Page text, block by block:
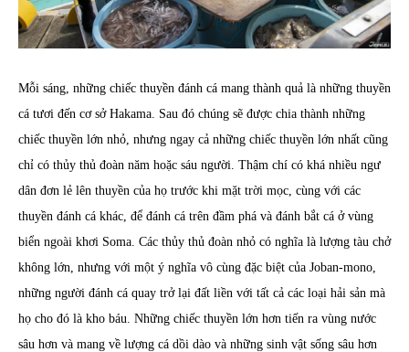
Mỗi sáng, những chiếc thuyền đánh cá mang thành quả là những thuyền
cá tươi đến cơ sở Hakama. Sau đó chúng sẽ được chia thành những
chiếc thuyền lớn nhỏ, nhưng ngay cả những chiếc thuyền lớn nhất cũng
chỉ có thủy thủ đoàn năm hoặc sáu người. Thậm chí có khá nhiều ngư
dân đơn lẻ lên thuyền của họ trước khi mặt trời mọc, cùng với các
thuyền đánh cá khác, để đánh cá trên đầm phá và đánh bắt cá ở vùng
biển ngoài khơi Soma. Các thủy thủ đoàn nhỏ có nghĩa là lượng tàu chở
không lớn, nhưng với một ý nghĩa vô cùng đặc biệt của Joban-mono,
những người đánh cá quay trở lại đất liền với tất cả các loại hải sản mà
họ cho đó là kho báu. Những chiếc thuyền lớn hơn tiến ra vùng nước
sâu hơn và mang về lượng cá dồi dào và những sinh vật sống sâu hơn